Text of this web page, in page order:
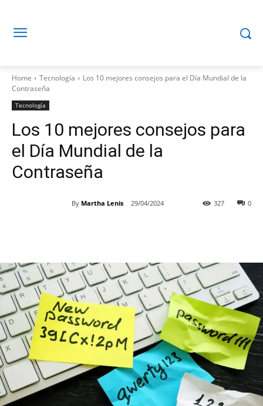
Home Tecnología
Los 10 mejores consejos para el Día Mundial de la
Contraseña
Tecnología
Los 10 mejores consejos para
el Día Mundial de la
Contraseña
By Martha Lenis 29/04/2024 0
327